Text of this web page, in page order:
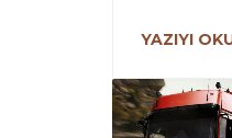
YAZIYI